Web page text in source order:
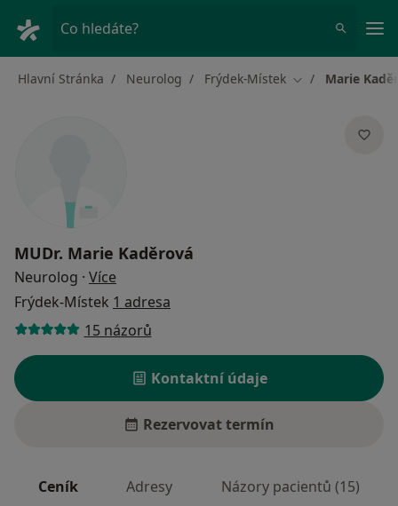
Co hledáte?
Hlavní Stránka Neurolog Frýdek-Místek Změna města
Marie
MUDr. Marie Kaděrová
Neurolog · Více
Frýdek-Místek 1 adresa
15 názorů
Kontaktní údaje
Rezervovat termín
Ceník Adresy Názory pacientů (15)